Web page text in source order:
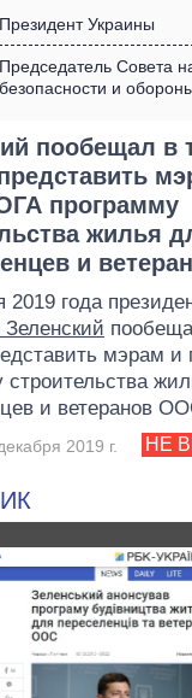
И ОФИС
МИНИСТРОВ
ВИДЕО
ПОДДЕРЖАТЬ
Президент Украины
Председатель Совета
безопасности и
пообещал в
программу
жилья
и
2019 года
мэрам и
строительства
и ветеранов
НЕ
2019 г.